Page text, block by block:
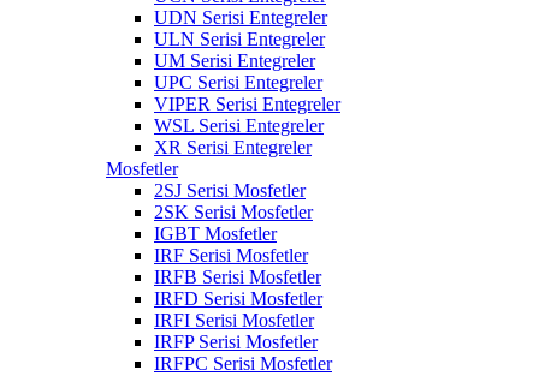
UDN Serisi Entegreler
ULN Serisi Entegreler
UM Serisi Entegreler
UPC Serisi Entegreler
VIPER Serisi Entegreler
WSL Serisi Entegreler
XR Serisi Entegreler
Mosfetler
2SJ Serisi Mosfetler
2SK Serisi Mosfetler
IGBT Mosfetler
IRF Serisi Mosfetler
IRFB Serisi Mosfetler
IRFD Serisi Mosfetler
IRFI Serisi Mosfetler
IRFP Serisi Mosfetler
IRFPC Serisi Mosfetler